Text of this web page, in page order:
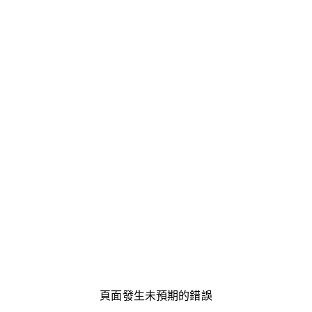
頁面發生未預期的錯誤